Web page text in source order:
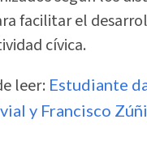
facilitar el
cívica.
leer: Estudiante
y Francisco